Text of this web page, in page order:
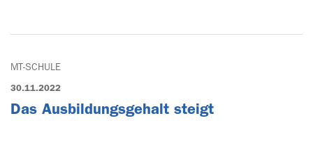
MT-SCHULE
30.11.2022
Das Ausbildungsgehalt steigt